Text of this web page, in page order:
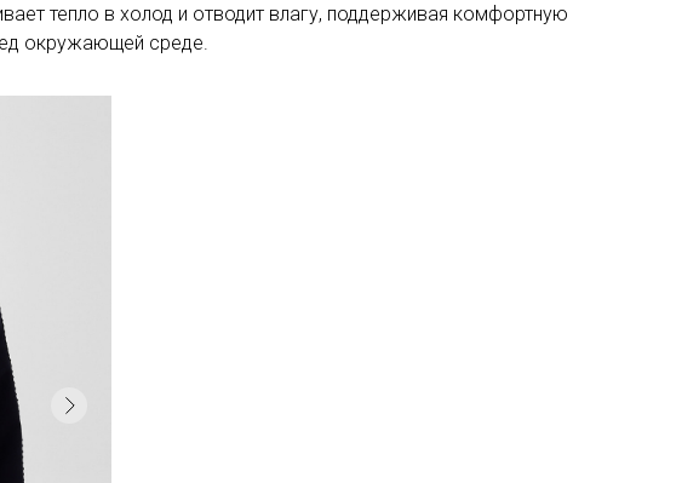
тепло в холод и отводит влагу, поддерживая комфортную
окружающей среде.